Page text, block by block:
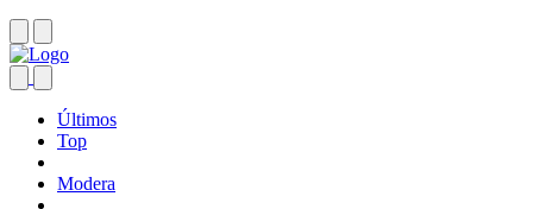
Últimos
Top
Modera